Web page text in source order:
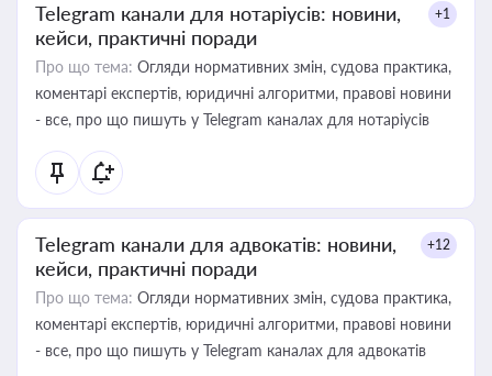
Telegram канали для нотаріусів: новини,
кейси, практичні поради
+1
Про що тема: Огляди нормативних змін, судова практика,
коментарі експертів, юридичні алгоритми, правові новини
- все, про що пишуть у Telegram каналах для нотаріусів
Telegram канали для адвокатів: новини,
кейси, практичні поради
+12
Про що тема: Огляди нормативних змін, судова практика,
коментарі експертів, юридичні алгоритми, правові новини
- все, про що пишуть у Telegram каналах для адвокатів